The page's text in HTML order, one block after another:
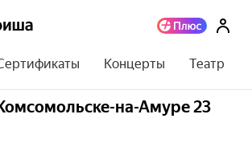
Концерты Театр
на-Амуре 23